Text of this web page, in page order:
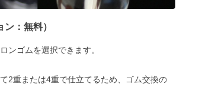
：無料）
ンゴムを選択できます。
2重または4重で仕立てるため、ゴム交換の